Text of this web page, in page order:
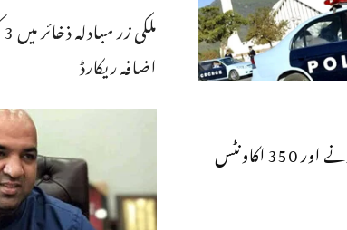
خط لکھا گیا۔ بند ہونے والے اکاونٹس میں 65 مذہبی، 47 ملک کے خلاف پراپیگنڈہ کرنے اور 350 اکاونٹس
اضافہ ریکارڈ